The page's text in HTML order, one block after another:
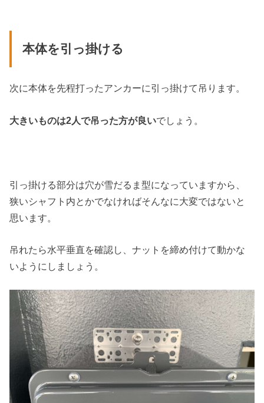
本体を引っ掛ける
次に本体を先程打ったアンカーに引っ掛けて吊ります。
大きいものは2人で吊った方が良いでしょう。
引っ掛ける部分は穴が雪だるま型になっていますから、
狭いシャフト内とかでなければそんなに大変ではないと
思います。
吊れたら水平垂直を確認し、ナットを締め付けて動かな
いようにしましょう。